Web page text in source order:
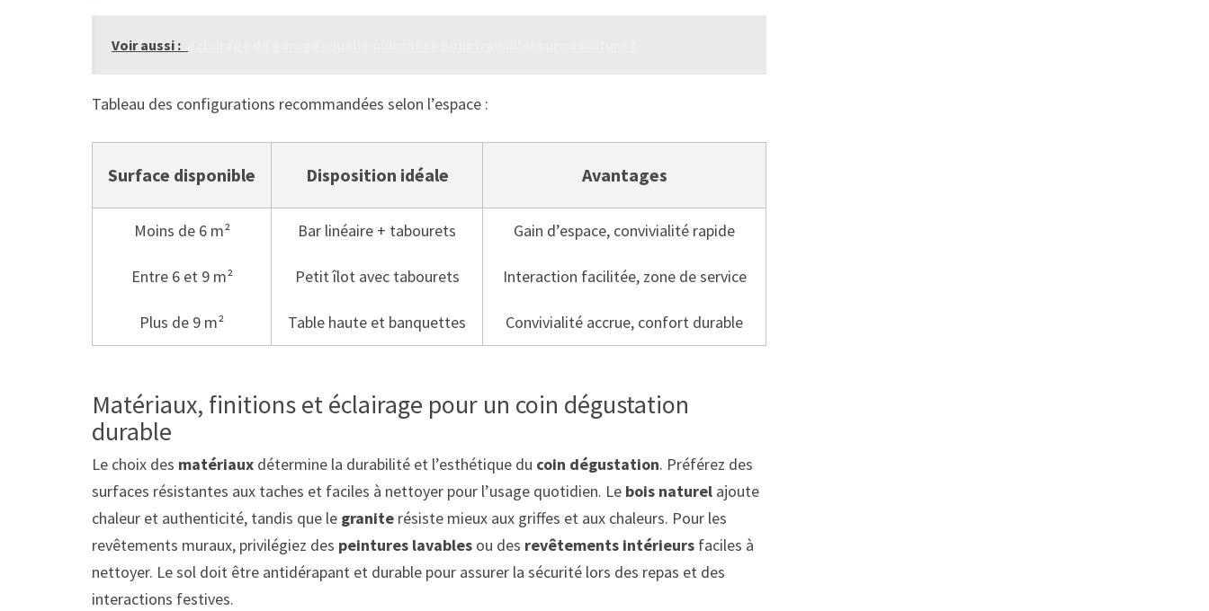
Voir aussi :
Tableau des configurations recommandées selon l’espace :
Surface disponible Disposition idéale Avantages
Moins de 6 m² Bar linéaire + tabourets Gain d’espace, convivialité rapide
Entre 6 et 9 m² Petit îlot avec tabourets Interaction facilitée, zone de service
Plus de 9 m² Table haute et banquettes Convivialité accrue, confort durable
Matériaux, finitions et éclairage pour un coin dégustation
durable
Le choix des matériaux détermine la durabilité et l’esthétique du coin dégustation. Préférez des
surfaces résistantes aux taches et faciles à nettoyer pour l’usage quotidien. Le bois naturel ajoute
chaleur et authenticité, tandis que le granite résiste mieux aux griffes et aux chaleurs. Pour les
revêtements muraux, privilégiez des peintures lavables ou des revêtements intérieurs faciles à
nettoyer. Le sol doit être antidérapant et durable pour assurer la sécurité lors des repas et des
interactions festives.